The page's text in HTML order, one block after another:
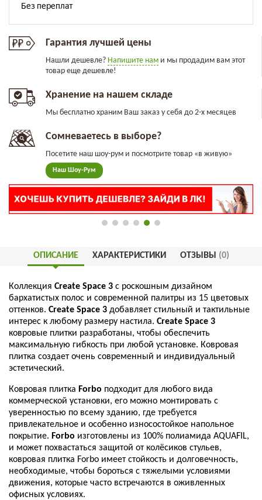
Гарантия лучшей цены
Нашли дешевле? Напишите нам и мы продадим вам этот
товар еще дешевле!
Хранение на нашем складе
Мы бесплатно храним Ваш заказ у себя до 2-х месяцев
Сомневаетесь в выборе?
Посетите наш шоу-рум и посмотрите товар «в живую»
Наш Шоу-Рум
ОПИСАНИЕ ХАРАКТЕРИСТИКИ ОТЗЫВЫ (0)
Коллекция Create Space 3 с роскошным дизайном
бархатистых полос и современной палитры из 15 цветовых
оттенков. Create Space 3 добавляет стильный и тактильные
интерес к любому размеру настила. Create Space 3
ковровые плитки разработаны, чтобы обеспечить
максимальную гибкость при любой установке. Ковровая
плитка создает очень современный и индивидуальный
эстетический.
Ковровая плитка Forbo подходит для любого вида
коммерческой установки, его можно монтировать с
уверенностью по всему зданию, где требуется
привлекательное и особенно износостойкое напольное
покрытие. Forbo изготовлены из 100% полиамида AQUAFIL,
и может похвастаться защитой от колёсиков стульев,
ковровая плитка Forbo имеет стойкость и долговечность,
необходимые, чтобы бороться с тяжелыми условиями
движения, которые часто встречаются в оживленных
офисных условиях.